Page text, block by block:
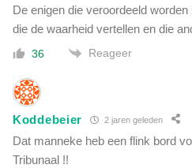
De enigen die veroordeeld
die de waarheid vertellen en die
36 Reageer
Koddebeier 2 jaren geleden
Dat manneke heb een flink bord
Tribunaal !!